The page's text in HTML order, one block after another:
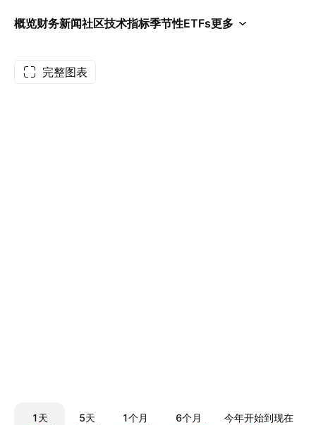
概览财务新闻社区技术指标季节性ETFs更多
完整图表
1天
5天
1个月
6个月
今年开始到现在